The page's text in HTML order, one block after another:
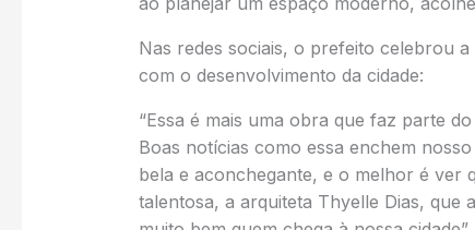
Nas redes sociais, o prefeito celebrou
com o desenvolvimento da cidade:
“Essa é mais uma obra que faz parte
Boas notícias como essa enchem
bela e aconchegante, e o melhor é ver
talentosa, a arquiteta Thyelle Dias,